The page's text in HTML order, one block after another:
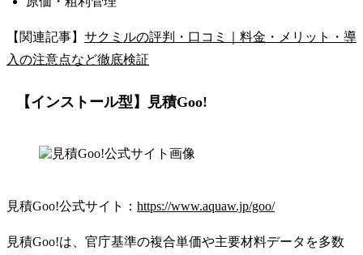
【関連記事】 サクミルの評判・口コミ｜料金・メリット・導
入の注意点など徹底検証
【インストール型】見積Goo!
見積Goo!公式サイト： https://www.aquaw.jp/goo/
見積Goo!は、官庁基準の複合単価や主要材料データを多数